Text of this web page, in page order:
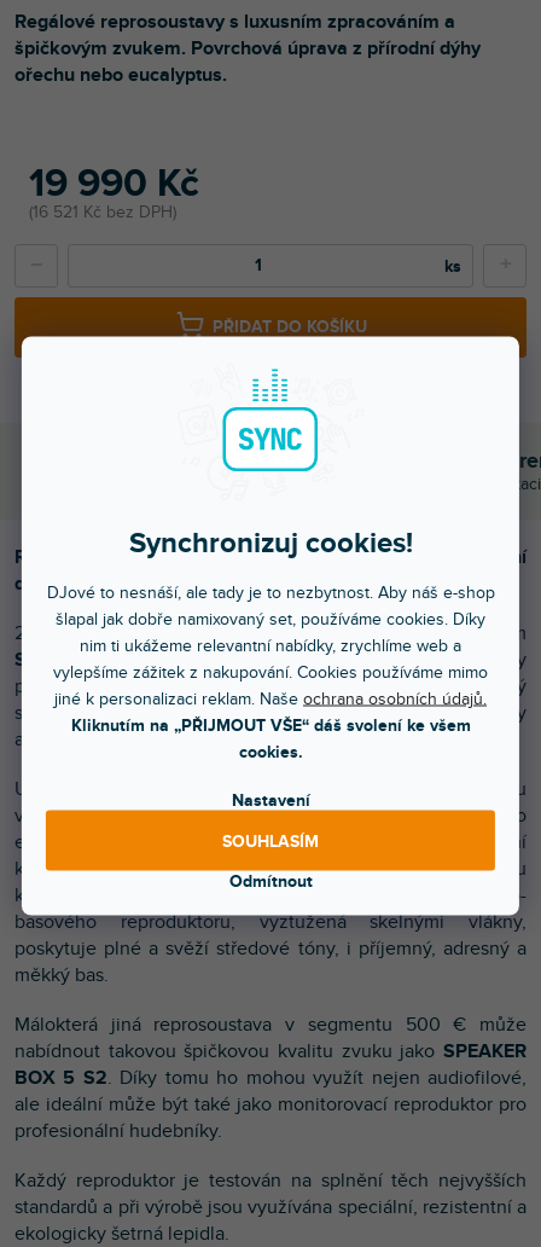
Synchronizuj cookies!
DJové to nesnáší, ale tady je to nezbytnost. Aby náš e-shop
šlapal jak dobře namixovaný set, používáme cookies. Díky
nim ti ukážeme relevantní nabídky, zrychlíme web a
vylepšíme zážitek z nakupování. Cookies používáme mimo
jiné k personalizaci reklam. Naše ochrana osobních údajů.
Kliknutím na „PŘIJMOUT VŠE“ dáš svolení ke všem
cookies.
Nastavení
Odmítnout
SOUHLASÍM
19 990 Kč
16 521 Kč bez DPH
PŘIDAT DO KOŠÍKU
Regálové reprosoustavy s luxusním zpracováním a
špičkovým zvukem. Povrchová úprava z přírodní dýhy
ořechu nebo eucalyptus.
Objednej do 15:00 Poradíme s
Chválí nás za komunikaci
Regálové reprosoustavy s povrchovou úpravou z přírodní
dýhy
2-pásmové regálové reprosoustavy s bass-reflexem
SPEAKER BOX 5 S2 vyrobené v Evropě, jsou respektovány
pro svůj výjimečný zvuk, šířku prostoru, detail a pevný
sametový bas. Nastavují tak nové standardy v rámci své třídy
a poměru výkon / cena.
Ušlechtilý korpus z MDF o síle 19 mm je nabízen ve dvou
variantách s povrchem z přírodní dýhy ořechu nebo
eukalyptu. K osazení byly použity pouze vysoce kvalitní
komponenty. Výškový reproduktor s 25 mm hedvábnou
kalotou přináší čisté výšky a 150 mm membrána středo-
basového reproduktoru, vyztužená skelnými vlákny,
poskytuje plné a svěží středové tóny, i příjemný, adresný a
měkký bas.
Málokterá jiná reprosoustava v segmentu 500 € může
nabídnout takovou špičkovou kvalitu zvuku jako SPEAKER
BOX 5 S2. Díky tomu ho mohou využít nejen audiofilové,
ale ideální může být také jako monitorovací reproduktor pro
profesionální hudebníky.
Každý reproduktor je testován na splnění těch nejvyšších
standardů a při výrobě jsou využívána speciální, rezistentní a
ekologicky šetrná lepidla.